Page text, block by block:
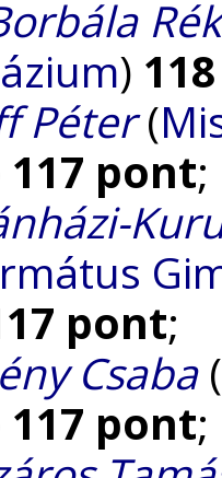
)
Péter(
117 pont;
pont;
Csaba(
117 pont;